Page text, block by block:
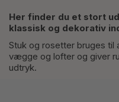
Her finder du et stort
klassisk og dekorativ
Stuk og rosetter bruges til
vægge og lofter og giver
udtryk.